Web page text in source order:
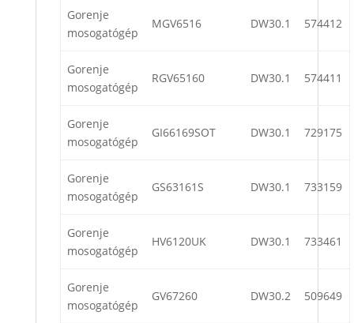
Gorenje
mosogatógép
MGV6516 DW30.1 574412
Gorenje
mosogatógép
RGV65160 DW30.1 574411
Gorenje
mosogatógép
GI66169SOT DW30.1 729175
Gorenje
mosogatógép
GS63161S DW30.1 733159
Gorenje
mosogatógép
HV6120UK DW30.1 733461
Gorenje
mosogatógép
GV67260 DW30.2 509649